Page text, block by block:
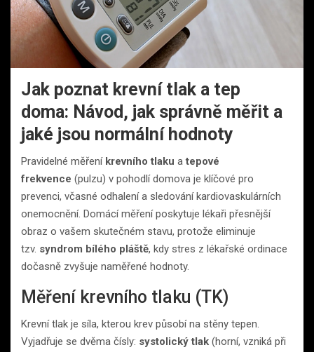
Jak poznat krevní tlak a tep
doma: Návod, jak správně měřit a
jaké jsou normální hodnoty
Pravidelné měření krevního tlaku atepové
frekvence (pulzu) v pohodlí domova je klíčové pro
prevenci, včasné odhalení a sledování kardiovaskulárních
onemocnění. Domácí měření poskytuje lékaři přesnější
obraz o vašem skutečném stavu, protože eliminuje
tzv. syndrom bílého pláště, kdy stres z lékařské ordinace
dočasně zvyšuje naměřené hodnoty.
Měření krevního tlaku (TK)
Krevní tlak je síla, kterou krev působí na stěny tepen.
Vyjadřuje se dvěma čísly: systolický tlak (horní, vzniká při